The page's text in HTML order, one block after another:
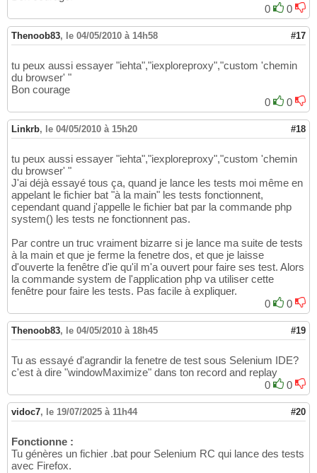
0
0
Thenoob83, le 04/05/2010 à 14h58 #17
tu peux aussi essayer "iehta","iexploreproxy","custom 'chemin
du browser' "
Bon courage
0
0
Linkrb, le 04/05/2010 à 15h20 #18
tu peux aussi essayer "iehta","iexploreproxy","custom 'chemin
du browser' "
J'ai déjà essayé tous ça, quand je lance les tests moi même en
appelant le fichier bat "à la main" les tests fonctionnent,
cependant quand j'appelle le fichier bat par la commande php
system() les tests ne fonctionnent pas.
Par contre un truc vraiment bizarre si je lance ma suite de tests
à la main et que je ferme la fenetre dos, et que je laisse
d'ouverte la fenêtre d'ie qu'il m'a ouvert pour faire ses test. Alors
la commande system de l'application php va utiliser cette
fenêtre pour faire les tests. Pas facile à expliquer.
0
0
Thenoob83, le 04/05/2010 à 18h45 #19
Tu as essayé d'agrandir la fenetre de test sous Selenium IDE?
c'est à dire "windowMaximize" dans ton record and replay
0
0
vidoc7, le 19/07/2025 à 11h44 #20
Fonctionne :
Tu génères un fichier .bat pour Selenium RC qui lance des tests
avec Firefox.